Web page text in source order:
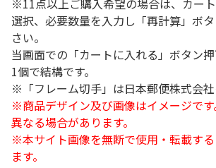
※11点以上ご購入希望の場合は、カー
選択、必要数量を入力し「再計算」ボ
さい。
当画面での「カートに入れる」ボタン
1個で結構です。
※「フレーム切手」は日本郵便株式会社
※商品デザイン及び画像はイメージで
異なる場合があります。
※本サイト画像を無断で使用・転載す
ます。